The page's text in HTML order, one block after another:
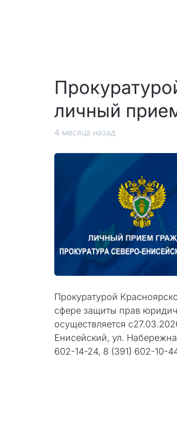
личный
4 месяца назад
Прокуратурой
сфере защиты прав
осуществляется
Енисейский, ул.
602-14-24, 8 (391) 602-10-